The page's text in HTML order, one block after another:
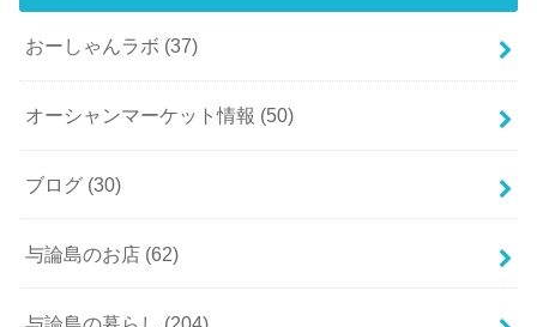
おーしゃんラボ (37)
オーシャンマーケット情報 (50)
ブログ (30)
与論島のお店 (62)